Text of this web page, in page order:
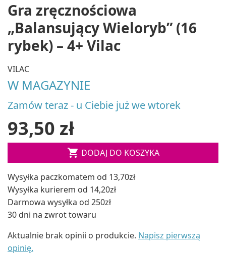
Gra zręcznościowa
„Balansujący Wieloryb” (16
rybek) – 4+ Vilac
VILAC
W MAGAZYNIE
Zamów teraz - u Ciebie już we wtorek
93,50 zł
 DODAJ DO KOSZYKA
Wysyłka paczkomatem od 13,70zł
Wysyłka kurierem od 14,20zł
Darmowa wysyłka od 250zł
30 dni na zwrot towaru
Aktualnie brak opinii o produkcie. Napisz pierwszą
opinię.